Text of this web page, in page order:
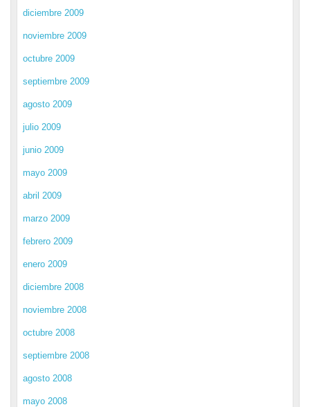
diciembre 2009
noviembre 2009
octubre 2009
septiembre 2009
agosto 2009
julio 2009
junio 2009
mayo 2009
abril 2009
marzo 2009
febrero 2009
enero 2009
diciembre 2008
noviembre 2008
octubre 2008
septiembre 2008
agosto 2008
mayo 2008